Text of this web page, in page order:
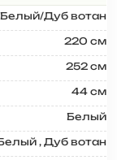
Белый/Дуб вотан
220 см
252 см
44 см
Белый
, Дуб вотан